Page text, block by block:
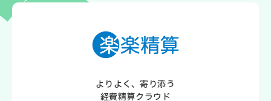
よりよく、寄り添う
経費精算クラウド